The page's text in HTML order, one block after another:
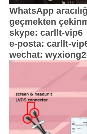
WhatsApp
geçmekten
skype: carllt-vip6
e-posta: carllt-
wechat: